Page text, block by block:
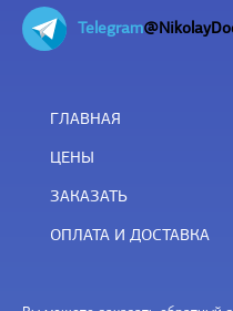
Telegram
ГЛАВНАЯ
ЦЕНЫ
ЗАКАЗАТЬ
ОПЛАТА И ДОСТАВКА